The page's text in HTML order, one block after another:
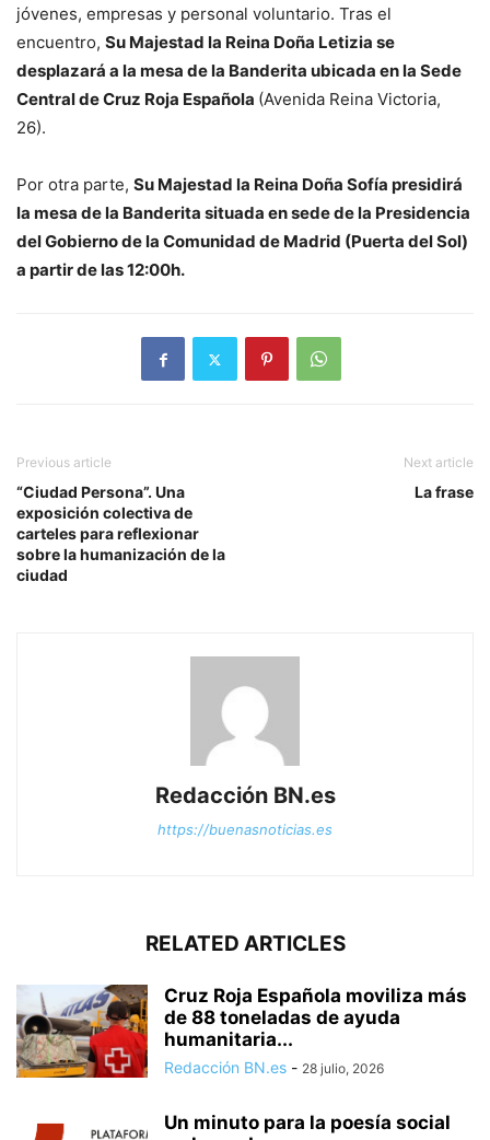
jóvenes, empresas y personal voluntario. Tras el
encuentro, Su Majestad la Reina Doña Letizia se
desplazará a la mesa de la Banderita ubicada en la Sede
Central de Cruz Roja Española (Avenida Reina Victoria,
26).
Por otra parte, Su Majestad la Reina Doña Sofía presidirá
la mesa de la Banderita situada en sede de la Presidencia
del Gobierno de la Comunidad de Madrid (Puerta del Sol)
a partir de las 12:00h.
Previous article
“Ciudad Persona”. Una
exposición colectiva de
carteles para reflexionar
sobre la humanización de la
ciudad
Next article
La frase
Redacción BN.es
https://buenasnoticias.es
RELATED ARTICLES
Cruz Roja Española moviliza más
de 88 toneladas de ayuda
humanitaria...
Redacción BN.es - 28 julio, 2026
Un minuto para la poesía social